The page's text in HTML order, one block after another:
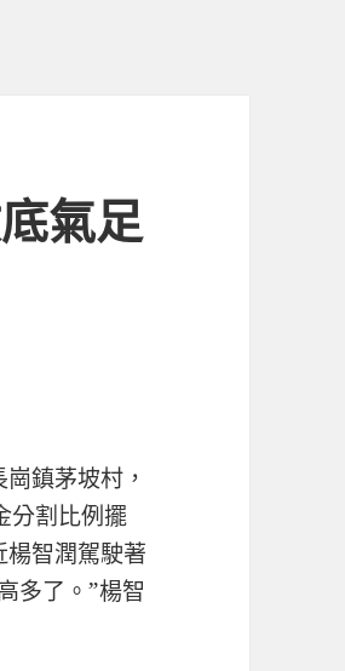
氣足
鎮茅坡村，
分割比例擺
智潤駕駛著
多了。”楊智